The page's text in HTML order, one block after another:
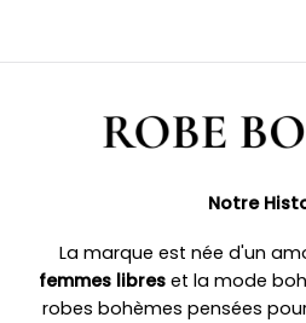
Notre
La marque est née d'un
femmes libres et la mode
robes bohèmes pensées